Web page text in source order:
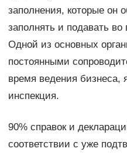
заполнения, которые он
заполнять и подавать
Одной из основных
постоянными
время ведения бизнеса,
инспекция.
90% справок и
соответствии с уже